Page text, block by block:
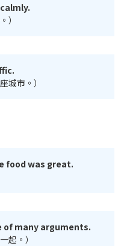
）
城市。）
food was great.
many arguments.
起。）